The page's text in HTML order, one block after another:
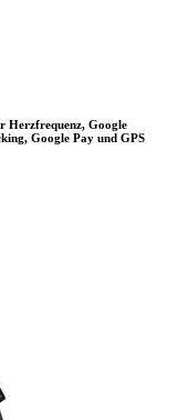
Herzfrequenz, Google
Google Pay und GPS